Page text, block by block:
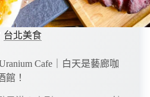
台北美食
Cafe｜白天是藝廊咖
館！